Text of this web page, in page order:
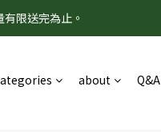
限送完為止。
about Q&A